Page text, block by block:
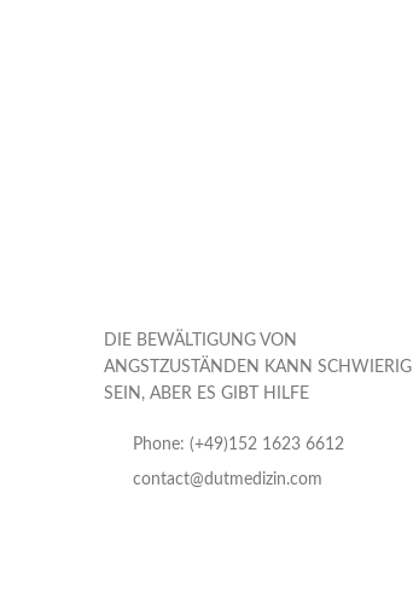
DIE BEWÄLTIGUNG VON
ANGSTZUSTÄNDEN KANN SCHWIERIG
SEIN, ABER ES GIBT HILFE
Phone: (+49)152 1623 6612
contact@dutmedizin.com